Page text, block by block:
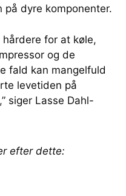
dyre komponenter.
for at køle,
og de
fald kan mangelfuld
levetiden på
siger Lasse Dahl-
efter dette: